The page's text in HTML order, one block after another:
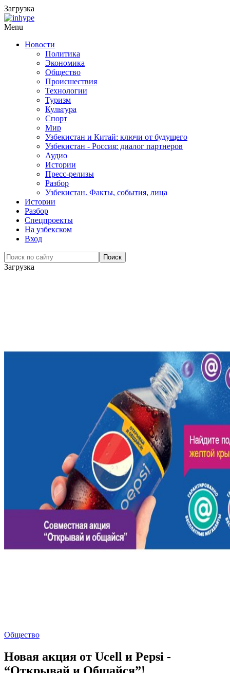
Загрузка
Menu
Новости
Политика
Экономика
Общество
Происшествия
Технологии
Туризм
Культура
Спорт
Мир
Узбекистан и Китай: ключи от будущего
Узбекистан - Россия: диалог партнеров
Аудио
Истории
Пресс-релизы
Разбор
Узбекистан. Факты, события, лица
Истории
Разбор
Спецпроекты
На узбекском
Вход
Загрузка
Общество
Новая акция от Ucell и Pepsi -